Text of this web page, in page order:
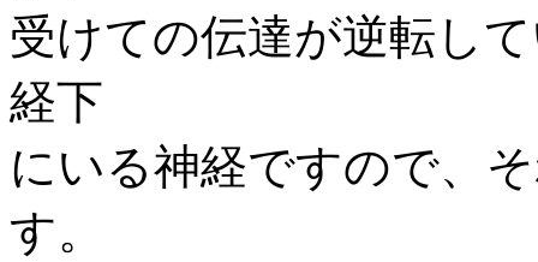
受けての伝達が逆転し
経下
にいる神経ですので、
す。